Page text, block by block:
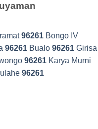
96261 Bongo IV
96261 Bualo 96261 Girisa
96261 Karya Murni
96261